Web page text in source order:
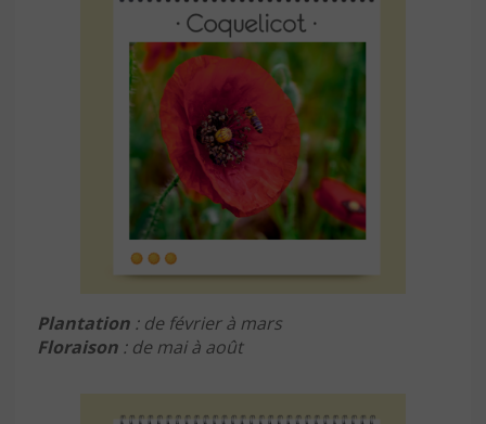
Plantation : de février à mars
Floraison : de mai à août